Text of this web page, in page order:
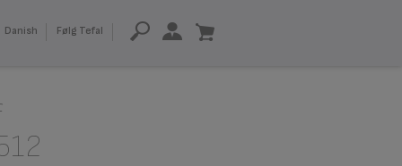
Danish Følg Tefal